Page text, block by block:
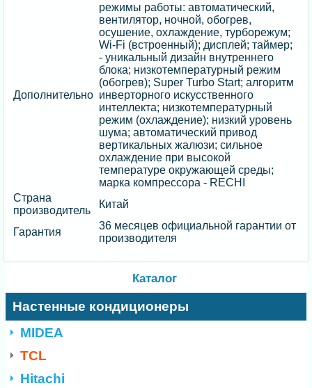
Дополнительно
режимы работы: автоматический,
вентилятор, ночной, обогрев,
осушение, охлаждение, турборежум;
Wi-Fi (встроенный); дисплей; таймер;
- уникальный дизайн внутреннего
блока; низкотемпературный режим
(обогрев); Super Turbo Start; алгоритм
инверторного искусственного
интеллекта; низкотемпературный
режим (охлаждение); низкий уровень
шума; автоматический привод
вертикальных жалюзи; сильное
охлаждение при высокой
температуре окружающей среды;
марка компрессора - RECHI
Страна
производитель
Китай
Гарантия
36 месяцев официальной гарантии от
производителя
Каталог
Настенные кондиционеры
MIDEA
TCL
Hitachi